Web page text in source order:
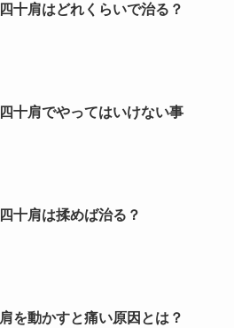
四十肩はどれくらいで治る？
四十肩でやってはいけない事
四十肩は揉めば治る？
肩を動かすと痛い原因とは？